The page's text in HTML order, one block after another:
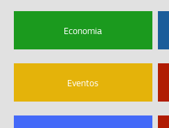
Economia
Eventos